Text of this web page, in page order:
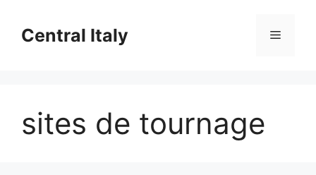
contenuCentral Italy Menu
sites de tournage